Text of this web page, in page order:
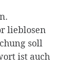
lieblosen
soll
ist auch